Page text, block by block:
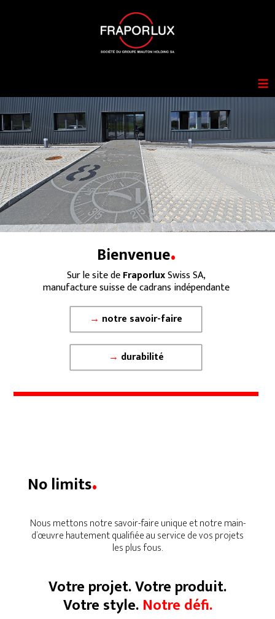
≡
Bienvenue.
Sur le site deFraporluxSwiss SA,
manufacture suisse de cadrans indépendante
→ notre savoir-faire
→ durabilité
No limits.
Nous mettons notre savoir-faire unique et notre main-
d’œuvre hautement qualifiée au service de vos projets
les plus fous.
Votre projet. Votre produit.
Votre style. Notre défi.